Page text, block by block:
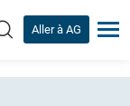
Aller à AG